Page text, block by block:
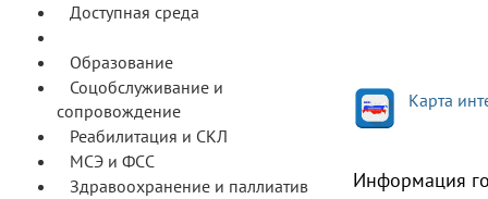
Доступная среда
Образование
Соцобслуживание и
сопровождение
Реабилитация и СКЛ
МСЭ и ФСС
Здравоохранение и паллиатив
Карта
Информация